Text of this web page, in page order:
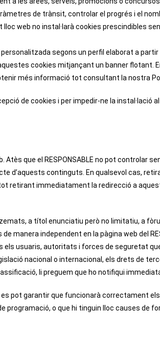
de trànsit, controlar el progrés i el
web no instal·larà cookies prescindibles
segons un perfil elaborat a
cookies mitjançant un banner flotant.
més informació tot consultant la nostra
de cookies i per impedir-ne la instal·lació
que el RESPONSABLE no pot controlar
d’aquests continguts. En qualsevol cas,
retirant immediatament la redirecció a
a títol enunciatiu però no limitatiu, a
independent en la pàgina web del
usuaris, autoritats i forces de seguretat
nacional o internacional, els drets de
li preguem que ho notifiqui
pot garantir que funcionarà correctament els
programació, o que hi tinguin lloc causes de